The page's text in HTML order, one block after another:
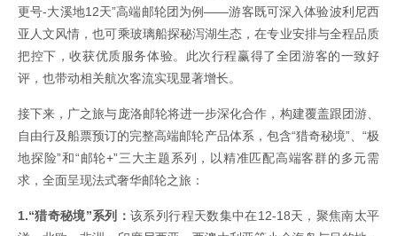
更号-大溪地12天”高端邮轮团为例——游客既可深入体验波利尼西
亚人文风情，也可乘玻璃船探秘泻湖生态，在专业安排与全程品质
把控下，收获优质服务体验。此次行程赢得了全团游客的一致好
评，也带动相关航次客流实现显著增长。
接下来，广之旅与庞洛邮轮将进一步深化合作，构建覆盖跟团游、
自由行及船票预订的完整高端邮轮产品体系，包含“猎奇秘境”、“极
地探险”和“邮轮+”三大主题系列，以精准匹配高端客群的多元需
求，全面呈现法式奢华邮轮之旅：
1.“猎奇秘境”系列：该系列行程天数集中在12-18天，聚焦南太平